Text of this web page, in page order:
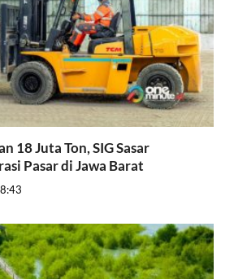
18 Juta Ton, SIG Sasar
Pasar di Jawa Barat